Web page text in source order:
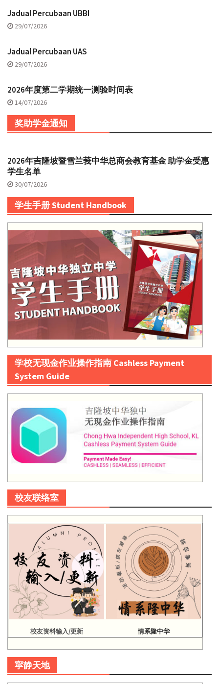
Jadual Percubaan UBBI
29/07/2026
Jadual Percubaan UAS
29/07/2026
2026年度第二学期统一测验时间表
14/07/2026
奖助学金通知
2026年吉隆坡暨雪兰莪中华总商会教育基金 助学金受惠
学生名单
30/07/2026
学生手册 Student Handbook
学校无现金作业操作指南 Cashless Payment
System Guide
校友联络室
校友资料输入/更新 情系隆中华
寜静天地